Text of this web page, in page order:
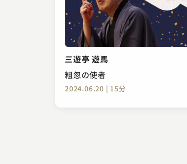
三遊亭 遊馬
粗忽の使者
2024.06.20 | 15分